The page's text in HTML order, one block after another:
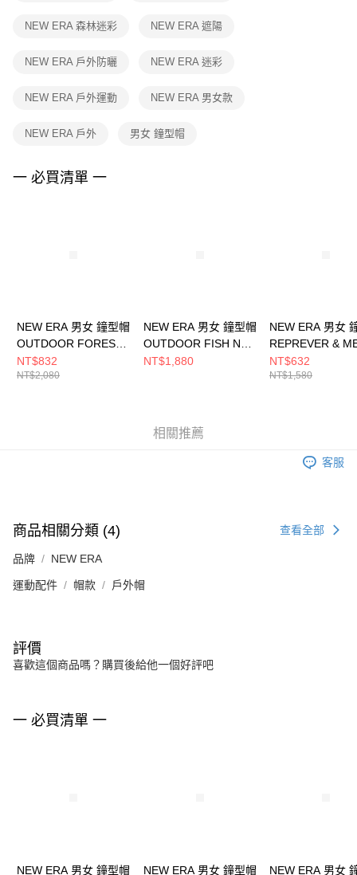
１．透過由恩沛科技股份有限公司提供之「AFTEE先享後付」服務完成之交
權轉讓予恩沛科技股份有限公司。
３．未成年的使用者請事先徵得法定代理人或監護人之同意方可使用
任。
請求用戶進行身份認證。
５．嚴禁一人註冊多個帳號或使用他人資訊註冊。若發現惡意使用之情形，
NEW ERA 森林迷彩 NEW ERA 遮陽
NEW ERA 戶外防曬 NEW ERA 迷彩
NEW ERA 戶外運動 NEW ERA 男女款
NEW ERA 戶外 男女 鐘型帽
一 必買清單 一
NEW ERA 男女 鐘型帽
OUTDOOR FOREST
CAMO NEW ERA
NE13705289
NT$832
NT$2,080
NEW ERA 男女 鐘型帽
OUTDOOR FISH NET
NEW ERA 卡其
NT$1,880
NEW ERA 男女
REPREVER &
COLLECTION
NE13529196
NT$632
NT$1,580
相關推薦
客服
商品相關分類 (4) 查看全部
品牌 NEW ERA
運動配件 帽款 戶外帽
評價
喜歡這個商品嗎？購買後給他一個好評吧
一 必買清單 一
NEW ERA 男女 鐘型帽 NEW ERA 男女 鐘型帽 NEW ERA 男女